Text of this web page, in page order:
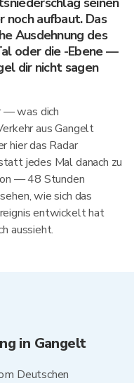
aufbaut. Das
Ausdehnung des
oder die -Ebene —
dir nicht sagen
— was dich
aus Gangelt
hier das Radar
jedes Mal danach zu
— 48 Stunden
wie sich das
entwickelt hat
aussieht.
in Gangelt
Deutschen